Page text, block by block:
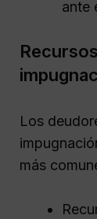
ante
Los
más